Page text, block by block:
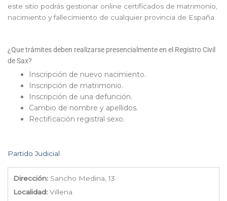
este sitio podrás gestionar online certificados de matrimonio,
nacimiento y fallecimiento de cualquier provincia de España.
¿Que trámites deben realizarse presencialmente en el Registro Civil
de Sax?
Inscripción de nuevo nacimiento.
Inscripción de matrimonio.
Inscripción de una defunción.
Cambio de nombre y apellidos.
Rectificación registral sexo.
Partido Judicial
Dirección: Sancho Medina, 13
Localidad: Villena